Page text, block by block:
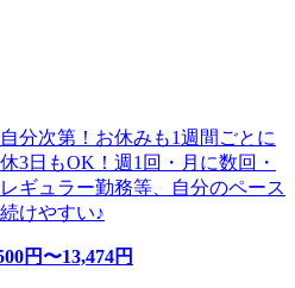
分次第！お休みも1週間ごとに
3日もOK！週1回・月に数回・
ギュラー勤務等、自分のペース
けやすい♪
円〜13,474円